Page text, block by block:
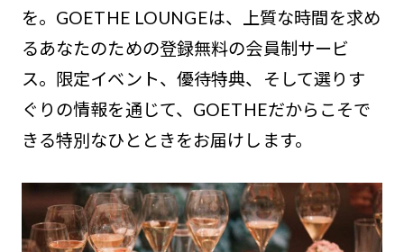
を。GOETHE LOUNGEは、上質な時間を求め
るあなたのための登録無料の会員制サービ
ス。限定イベント、優待特典、そして選りす
ぐりの情報を通じて、GOETHEだからこそで
きる特別なひとときをお届けします。